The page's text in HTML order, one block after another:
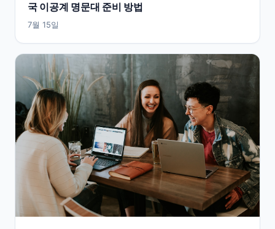
국 이공계 명문대 준비 방법
7월 15일